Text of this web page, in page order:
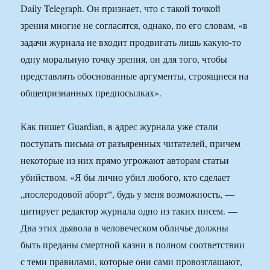
Daily Telegraph. Он признает, что с такой точкой
зрения многие не согласятся, однако, по его словам, «в
задачи журнала не входит продвигать лишь какую-то
одну моральную точку зрения, он для того, чтобы
представлять обоснованные аргументы, строящиеся на
общепризнанных предпосылках».
Как пишет Guardian, в адрес журнала уже стали
поступать письма от разъяренных читателей, причем
некоторые из них прямо угрожают авторам статьи
убийством. «Я бы лично убил любого, кто сделает
„послеродовой аборт“, будь у меня возможность, —
цитирует редактор журнала одно из таких писем. —
Два этих дьявола в человеческом обличье должны
быть преданы смертной казни в полном соответствии
с теми правилами, которые они сами провозглашают,